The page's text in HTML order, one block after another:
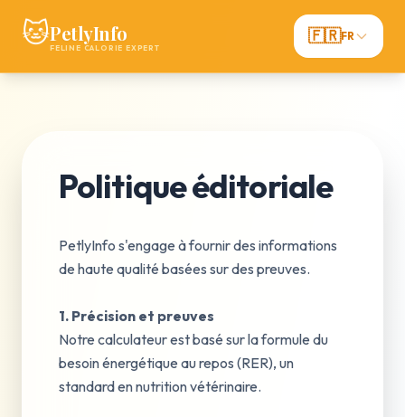
🐱PetlyInfo
FELINE CALORIE EXPERT
🇫🇷FR
Politique éditoriale
PetlyInfo s'engage à fournir des informations
de haute qualité basées sur des preuves.
1. Précision et preuves
Notre calculateur est basé sur la formule du
besoin énergétique au repos (RER), un
standard en nutrition vétérinaire.